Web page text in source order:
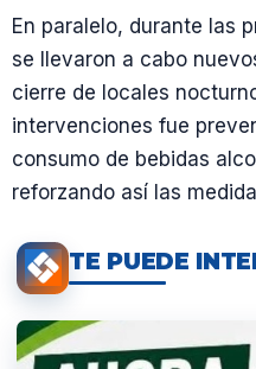
En paralelo, durante las
se llevaron a cabo
cierre de locales
intervenciones fue
consumo de bebidas
reforzando así las
TE PUEDE